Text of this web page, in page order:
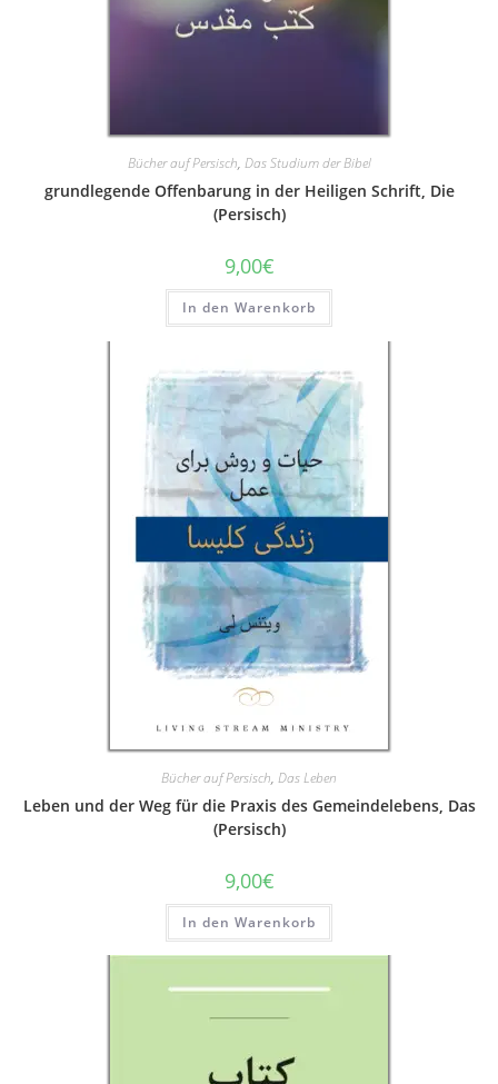
Bücher auf Persisch, Das Studium der Bibel
grundlegende Offenbarung in der Heiligen Schrift, Die
(Persisch)
9,00€
In den Warenkorb
Bücher auf Persisch, Das Leben
Leben und der Weg für die Praxis des Gemeindelebens, Das
(Persisch)
9,00€
In den Warenkorb